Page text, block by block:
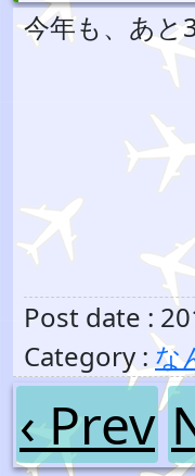
今年も、あと
Post date :
Category : な
‹ Prev